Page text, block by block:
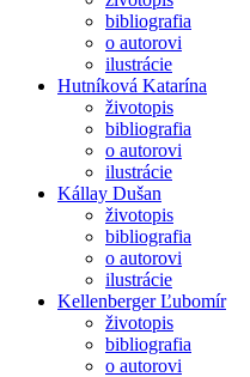
bibliografia
o autorovi
ilustrácie
Hutníková Katarína
životopis
bibliografia
o autorovi
ilustrácie
Kállay Dušan
životopis
bibliografia
o autorovi
ilustrácie
Kellenberger Ľubomír
životopis
bibliografia
o autorovi